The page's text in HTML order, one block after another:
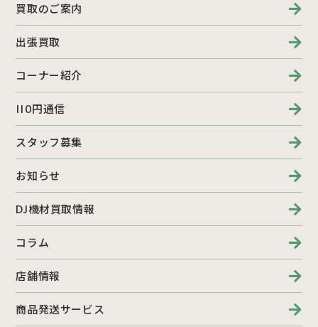
買取のご案内
出張買取
コーナー紹介
110円通信
スタッフ募集
お知らせ
DJ機材買取情報
コラム
店舗情報
商品発送サービス